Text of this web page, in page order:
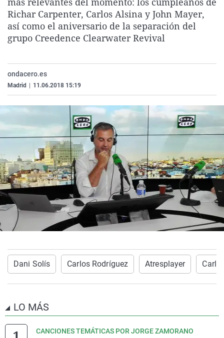
La rosa de los vientos
Gente viajera
Como el perro y el
Caso
Retornados
Equipo de
Extremadura
Galicia
La Rioja
Virales
Televisión
Elecciones
Richar Carpenter, Carlos Alsina y John Mayer,
así como el aniversario de la separación del
grupo Creedence Clearwater Revival
ondacero.es
Madrid 11.06.2018 15:19
Dani Solís Carlos Rodríguez Atresplayer
LO MÁS
CANCIONES TEMÁTICAS POR JORGE ZAMORANO